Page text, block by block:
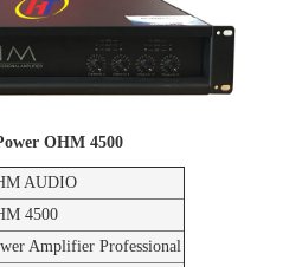
OHM 4500
AUDIO
4500
Amplifier Professional